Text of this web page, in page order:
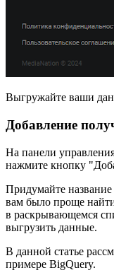
Выгружайте ваши
Добавление
На панели
нажмите кнопку
Придумайте
вам было проще
в раскрывающемся
выгрузить данные.
В данной статье
примере BigQuery.